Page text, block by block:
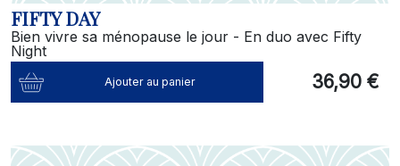
FIFTY DAY
Bien vivre sa ménopause le jour - En duo avec Fifty
Night
Ajouter au panier 36,90 €